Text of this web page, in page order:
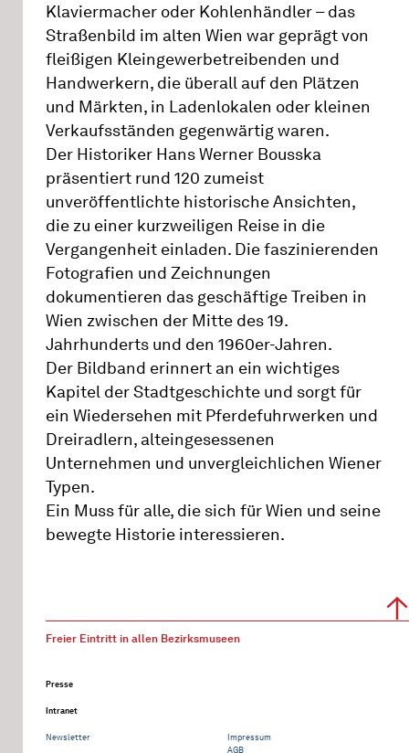
Klaviermacher oder Kohlenhändler – das
Straßenbild im alten Wien war geprägt von
fleißigen Kleingewerbetreibenden und
Handwerkern, die überall auf den Plätzen
und Märkten, in Ladenlokalen oder kleinen
Verkaufsständen gegenwärtig waren.
Der Historiker Hans Werner Bousska
präsentiert rund 120 zumeist
unveröffentlichte historische Ansichten,
die zu einer kurzweiligen Reise in die
Vergangenheit einladen. Die faszinierenden
Fotografien und Zeichnungen
dokumentieren das geschäftige Treiben in
Wien zwischen der Mitte des 19.
Jahrhunderts und den 1960er-Jahren.
Der Bildband erinnert an ein wichtiges
Kapitel der Stadtgeschichte und sorgt für
ein Wiedersehen mit Pferdefuhrwerken und
Dreiradlern, alteingesessenen
Unternehmen und unvergleichlichen Wiener
Typen.
Ein Muss für alle, die sich für Wien und seine
bewegte Historie interessieren.
Freier Eintritt in allen Bezirksmuseen
Presse
Intranet
Newsletter
Impressum
AGB